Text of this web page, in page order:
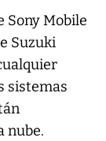
Sony Mobile
Suzuki
sistemas
nube.